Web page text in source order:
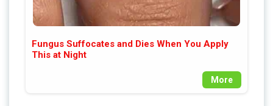
Fungus Suffocates and Dies When You Apply
This at Night
More